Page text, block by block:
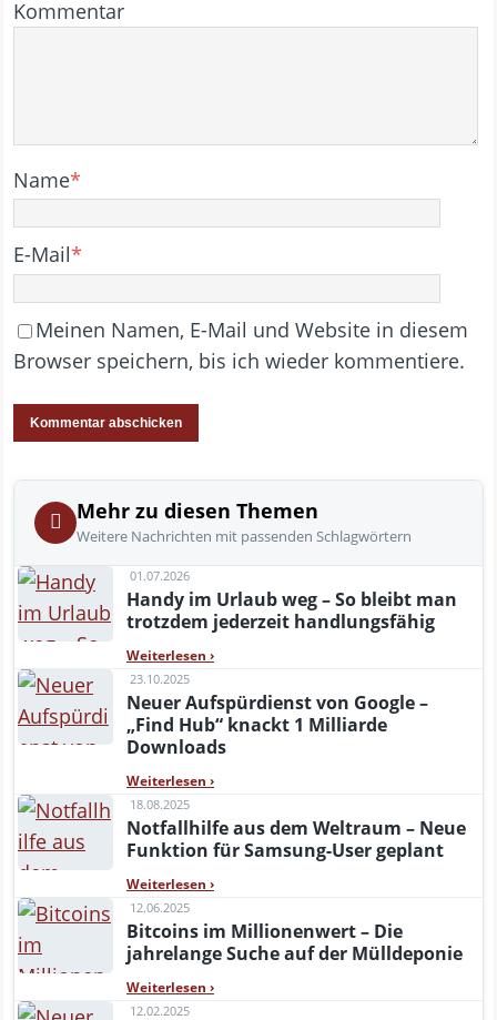
Kommentar
Name*
E-Mail*
Meinen Namen, E-Mail und Website in diesem
Browser speichern, bis ich wieder kommentiere.
Mehr zu diesen Themen
Weitere Nachrichten mit passenden Schlagwörtern
01.07.2026
Handy im Urlaub weg – So bleibt man
trotzdem jederzeit handlungsfähig
Weiterlesen ›
23.10.2025
Neuer Aufspürdienst von Google –
„Find Hub“ knackt 1 Milliarde
Downloads
Weiterlesen ›
18.08.2025
Notfallhilfe aus dem Weltraum – Neue
Funktion für Samsung-User geplant
Weiterlesen ›
12.06.2025
Bitcoins im Millionenwert – Die
jahrelange Suche auf der Mülldeponie
Weiterlesen ›
12.02.2025